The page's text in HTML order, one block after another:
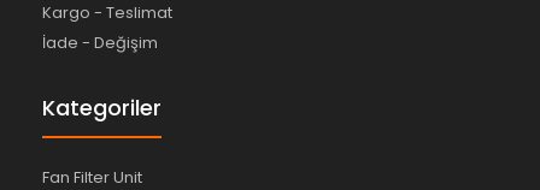
Kargo - Teslimat
İade - Değişim
Kategoriler
Fan Filter Unit